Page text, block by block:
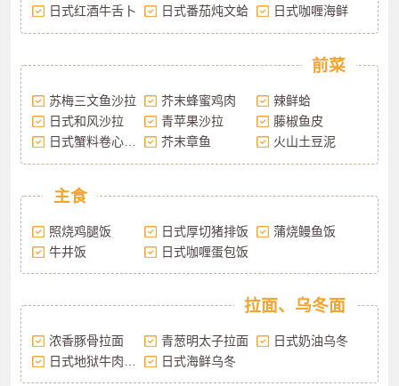
日式红酒牛舌卜 日式番茄炖文蛤 日式咖喱海鲜
前菜
苏梅三文鱼沙拉 芥末蜂蜜鸡肉
辣鲜蛤
日式和风沙拉
青苹果沙拉
藤椒鱼皮
日式蟹料卷心菜沙拉
芥末章鱼 火山土豆泥
主食
照烧鸡腿饭 日式厚切猪排饭
蒲烧鳗鱼饭
牛井饭
日式咖喱蛋包饭
拉面、乌冬面
浓香豚骨拉面 青葱明太子拉面
日式奶油乌冬
日式海鲜乌冬